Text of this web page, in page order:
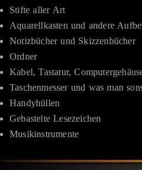
Stifte aller Art
Aquarellkasten und andere
Notizbücher und Skizzenbücher
Ordner
Kabel, Tastatur,
Taschenmesser und was man
Handyhüllen
Gebastelte Lesezeichen
Musikinstrumente